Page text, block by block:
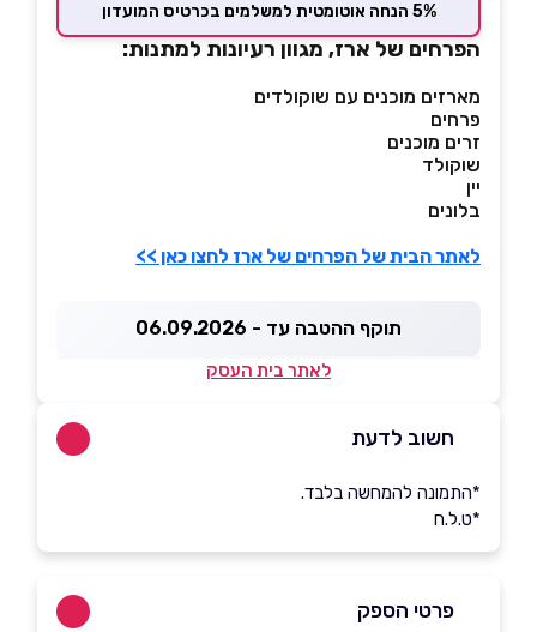
5% הנחה אוטומטית למשלמים בכרטיס המועדון
הפרחים של ארז, מגוון רעיונות למתנות:
מארזים מוכנים עם שוקולדים
פרחים
זרים מוכנים
שוקולד
יין
בלונים
לאתר הבית של הפרחים של ארז לחצו כאן >>
תוקף ההטבה עד - 06.09.2026
לאתר בית העסק
חשוב לדעת
*התמונה להמחשה בלבד.
*ט.ל.ח
פרטי הספק